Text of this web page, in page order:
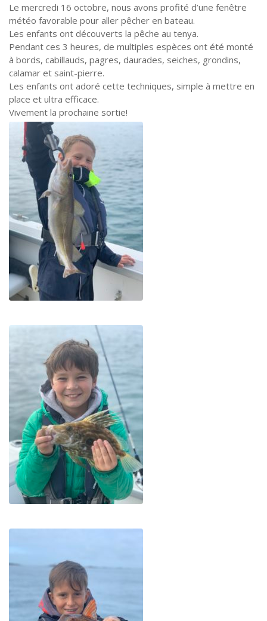
Le mercredi 16 octobre, nous avons profité d’une fenêtre
météo favorable pour aller pêcher en bateau.
Les enfants ont découverts la pêche au tenya.
Pendant ces 3 heures, de multiples espèces ont été monté
à bords, cabillauds, pagres, daurades, seiches, grondins,
calamar et saint-pierre.
Les enfants ont adoré cette techniques, simple à mettre en
place et ultra efficace.
Vivement la prochaine sortie!